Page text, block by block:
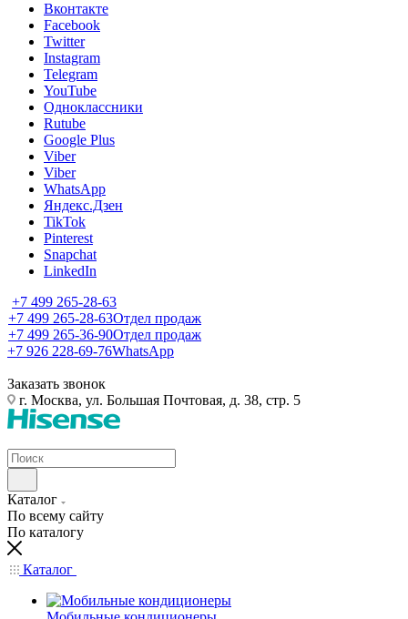
Вконтакте
Facebook
Twitter
Instagram
Telegram
YouTube
Одноклассники
Rutube
Google Plus
Viber
Viber
WhatsApp
Яндекс.Дзен
TikTok
Pinterest
Snapchat
LinkedIn
+7 499 265-28-63
+7 499 265-28-63Отдел продаж
+7 499 265-36-90Отдел продаж
+7 926 228-69-76WhatsApp
Заказать звонок
г. Москва, ул. Большая Почтовая, д. 38, стр. 5
Каталог
По всему сайту
По каталогу
Каталог